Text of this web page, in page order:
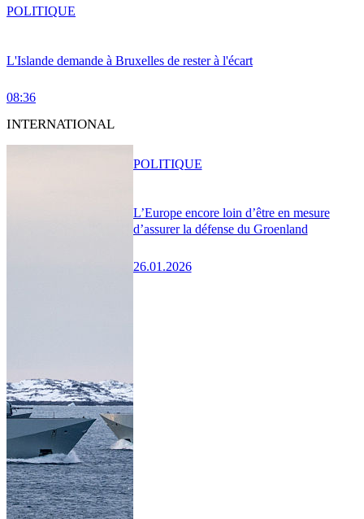
L'Islande demande à Bruxelles de rester à l'écart
08:36
POLITIQUE
INTERNATIONAL
L’Europe encore loin d’être en mesure
d’assurer la défense du Groenland
26.01.2026
POLITIQUE